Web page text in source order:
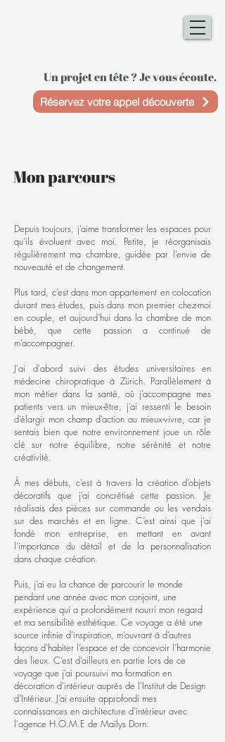
Un projet en tête ? Je vous écoute.
Réservez votre appel découverte
Mon parcours
Depuis toujours, j’aime transformer les espaces pour
qu’ils évoluent avec moi. Petite, je réorganisais
régulièrement ma chambre, guidée par l’envie de
nouveauté et de changement.
Plus tard, c’est dans mon appartement en colocation
durant mes études, puis dans mon premier chez-moi
en couple, et aujourd’hui dans la chambre de mon
bébé, que cette passion a continué de
m’accompagner.
J'ai d'abord suivi des études universitaires en
médecine chiropratique à Zürich. Parallèlement à
mon métier dans la santé, où j’accompagne mes
patients vers un mieux-être, j’ai ressenti le besoin
d’élargir mon champ d’action au mieux-vivre, car je
sentais bien que notre environnement joue un rôle
clé sur notre équilibre, notre sérénité et notre
créativité.
À mes débuts, c’est à travers la création d’objets
décoratifs que j’ai concrétisé cette passion. Je
réalisais des pièces sur commande ou les vendais
sur des marchés et en ligne. C’est ainsi que j’ai
fondé mon entreprise, en mettant en avant
l’importance du détail et de la personnalisation
dans chaque création.
Puis, j’ai eu la chance de parcourir le monde
pendant une année avec mon conjoint, une
expérience qui a profondément nourri mon regard
et ma sensibilité esthétique. Ce voyage a été une
source infinie d’inspiration, m’ouvrant à d’autres
façons d’habiter l’espace et de concevoir l’harmonie
des lieux. C’est d’ailleurs en partie lors de ce
voyage que j’ai poursuivi ma formation en
décoration d’intérieur auprès de l’Institut de Design
d’Intérieur. J’ai ensuite approfondi mes
connaissances en architecture d’intérieur avec
l'agence H.O.M.E de Maïlys Dorn.